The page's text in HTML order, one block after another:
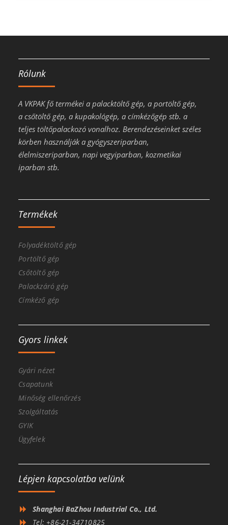
Rólunk
A VKPAK fő termékei a palacktöltő gép, a portöltő gép,
a csőtöltő gép, a kupakológép, a címkézőgép stb. a
teljes töltőpalackozó vonalhoz. Berendezéseinket széles
körben használják a gyógyszeriparban,
élelmiszeriparban, napi vegyiparban, kozmetikai
iparban stb.
Termékek
Folyadéktöltő gép
Portöltő gép
Csőtöltő gép
Palackzáró gép
Címkéző gép
Gyors linkek
Gyári nézet
Csapatunk
Minőség ellenőrzés
Szolgáltatás
GYIK
Ügyfelek
Lépjen kapcsolatba velünk
Shanghai BaZhou Industrial Co., Ltd.
Tel: +86-21-34710825